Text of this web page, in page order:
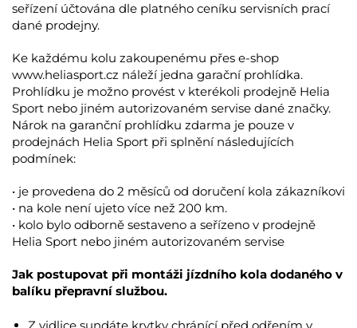
seřízení účtována dle platného ceníku servisních prací
dané prodejny.
Ke každému kolu zakoupenému přes e-shop
www.heliasport.cz náleží jedna garační prohlídka.
Prohlídku je možno provést v kterékoli prodejně Helia
Sport nebo jiném autorizovaném servise dané značky.
Nárok na garanční prohlídku zdarma je pouze v
prodejnách Helia Sport při splnění následujících
podmínek:
• je provedena do 2 měsíců od doručení kola zákazníkovi
• na kole není ujeto více než 200 km.
• kolo bylo odborně sestaveno a seřízeno v prodejně
Helia Sport nebo jiném autorizovaném servise
Jak postupovat při montáži jízdního kola dodaného v
balíku přepravní službou.